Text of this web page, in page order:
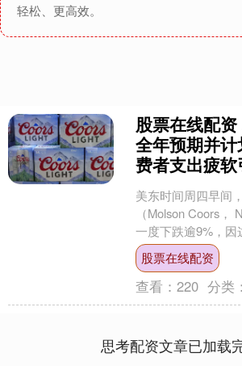
轻松、更高效。
股票在线配
全年预期并
费者支出疲
美东时间周四早间
（Molson Coors，
一度下跌逾9%，因
年业绩指引并宣布
线....
股票在线配资
查看：220 分类
思考配资文章已加载